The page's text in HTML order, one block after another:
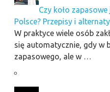
Czy koło
Polsce? Przepisy i
W praktyce wiele osób
się automatycznie, gdy w
zapasowego, ale w …